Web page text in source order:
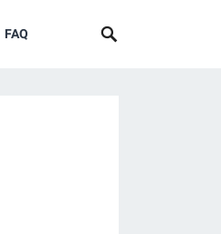
FAQ